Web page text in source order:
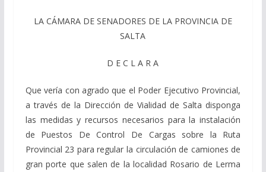
LA CÁMARA DE SENADORES DE LA PROVINCIA DE
SALTA
D E C L A R A
Que vería con agrado que el Poder Ejecutivo Provincial,
a través de la Dirección de Vialidad de Salta disponga
las medidas y recursos necesarios para la instalación
de Puestos De Control De Cargas sobre la Ruta
Provincial 23 para regular la circulación de camiones de
gran porte que salen de la localidad Rosario de Lerma